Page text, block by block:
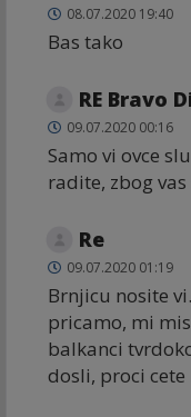
08.07.2020 19:40
Bas tako
RE Bravo
09.07.2020 00:16
Samo vi ovce
radite, zbog
Re
09.07.2020 01:19
Brnjicu nosite
pricamo, mi
balkanci
dosli, proci